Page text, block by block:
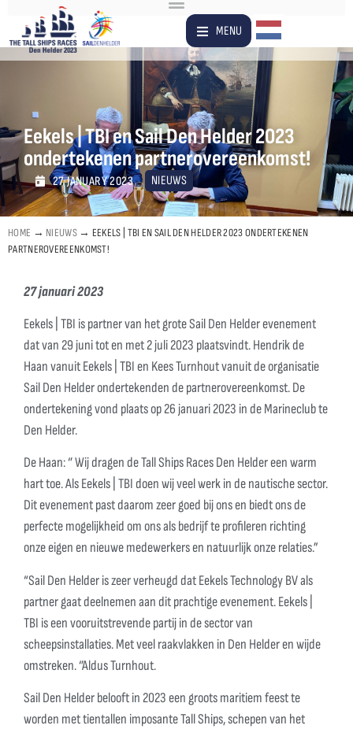
MENU
Eekels | TBI en Sail Den Helder 2023
ondertekenen partnerovereenkomst!
27 JANUARY 2023 NIEUWS
HOME → NIEUWS→ EEKELS | TBI EN SAIL DEN HELDER 2023 ONDERTEKENEN
PARTNEROVEREENKOMST!
27 januari 2023
Eekels | TBI is partner van het grote Sail Den Helder evenement
dat van 29 juni tot en met 2 juli 2023 plaatsvindt. Hendrik de
Haan vanuit Eekels | TBI en Kees Turnhout vanuit de organisatie
Sail Den Helder ondertekenden de partnerovereenkomst. De
ondertekening vond plaats op 26 januari 2023 in de Marineclub te
Den Helder.
De Haan: ‘’ Wij dragen de Tall Ships Races Den Helder een warm
hart toe. Als Eekels | TBI doen wij veel werk in de nautische sector.
Dit evenement past daarom zeer goed bij ons en biedt ons de
perfecte mogelijkheid om ons als bedrijf te profileren richting
onze eigen en nieuwe medewerkers en natuurlijk onze relaties.”
“Sail Den Helder is zeer verheugd dat Eekels Technology BV als
partner gaat deelnemen aan dit prachtige evenement. Eekels |
TBI is een vooruitstrevende partij in de sector van
scheepsinstallaties. Met veel raakvlakken in Den Helder en wijde
omstreken. ‘’Aldus Turnhout.
Sail Den Helder belooft in 2023 een groots maritiem feest te
worden met tientallen imposante Tall Ships, schepen van het